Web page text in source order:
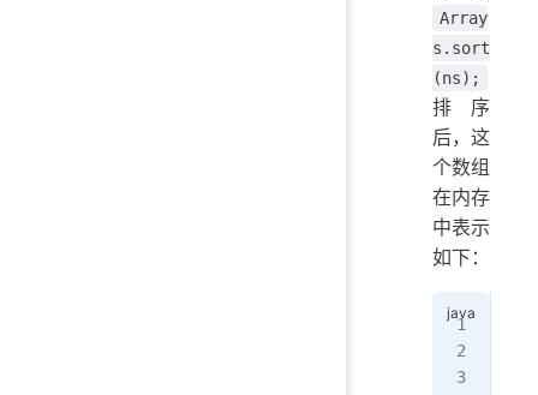
Array
s.sort
(ns);
排序
后，这
个数组
在内存
中表示
如下：